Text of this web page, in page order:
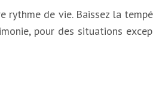
rythme de vie. Baissez la
pour des situations